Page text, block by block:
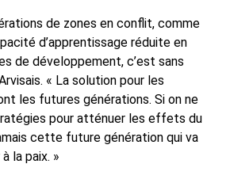
de zones en conflit, comme
d’apprentissage réduite en
de développement, c’est sans
« La solution pour les
les futures générations. Si on ne
pour atténuer les effets du
cette future génération qui va
la paix. »